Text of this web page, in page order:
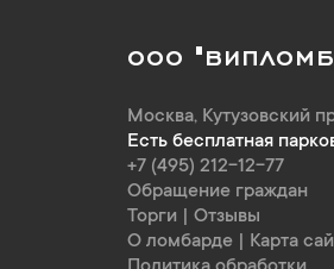
ООО
Москва, Кутузовский
Есть бесплатная
+7 (495) 212-12-77
Обращение граждан
Торги
Отзывы
О ломбарде
Карта